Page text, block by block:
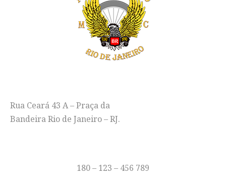
Rua Ceará 43 A – Praça da
Bandeira Rio de Janeiro – RJ.
180 – 123 – 456 789